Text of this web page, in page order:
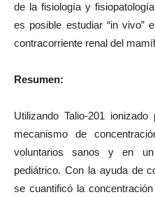
de la fisiología y
es posible estudiar “in vivo”
contracorriente renal del
Resumen:
Utilizando Talio-201
mecanismo de
voluntarios sanos y en
pediátrico. Con la ayuda de
se cuantificó la